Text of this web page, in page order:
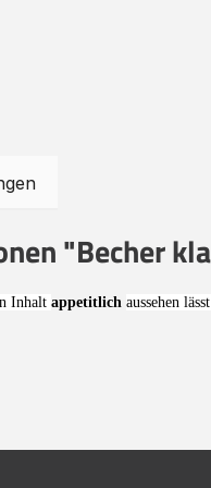
"Becher
Inhalt appetitlich aussehen lässt